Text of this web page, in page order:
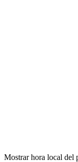
Mostrar hora local del